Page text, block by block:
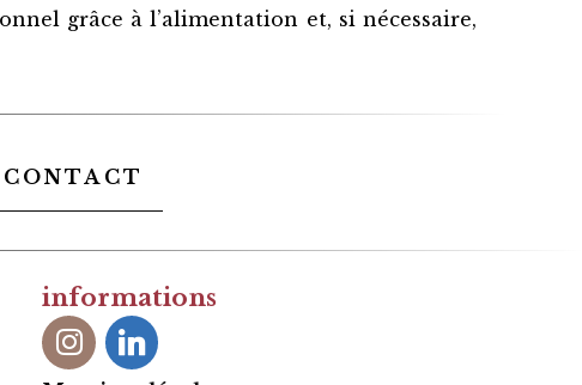
grâce à l’alimentation et, si nécessaire,
CONTACT
informations